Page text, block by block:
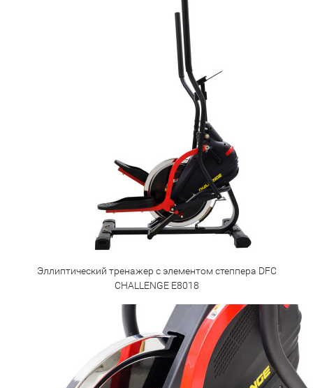
Эллиптический тренажер с элементом степпера DFC
CHALLENGE E8018